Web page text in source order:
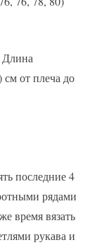
Длина
от плеча до
последние 4
рядами
время вязать
рукава и